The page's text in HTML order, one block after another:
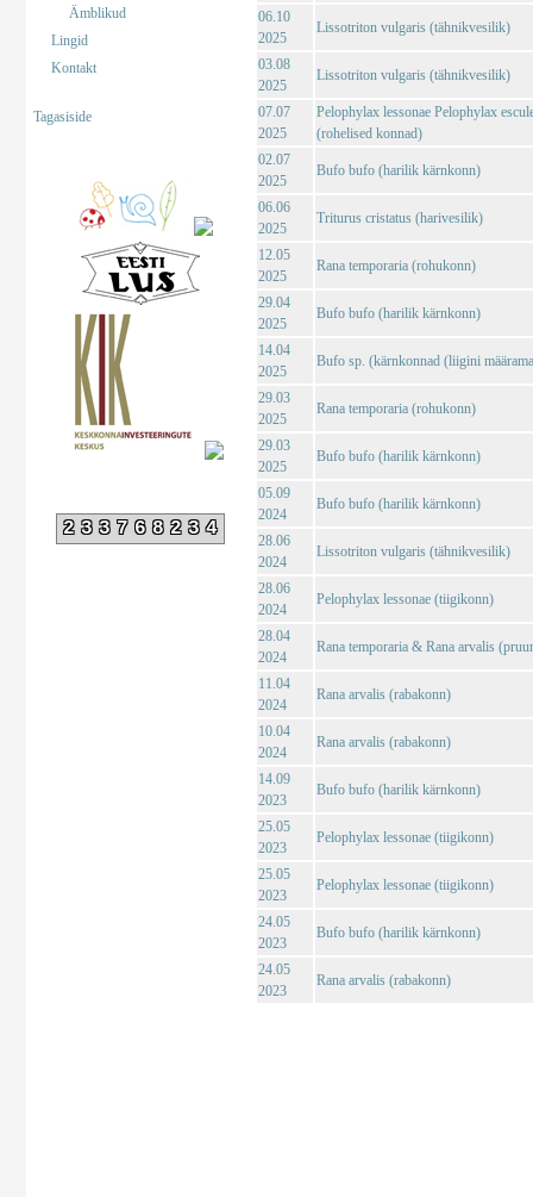
Ämblikud
Lingid
Kontakt
Tagasiside
233768234
06.10
2025
Lissotriton vulgaris (tähnikvesilik)
03.08
2025
Lissotriton vulgaris (tähnikvesilik)
07.07
2025
Pelophylax lessonae Pelophylax
(rohelised konnad)
02.07
2025
Bufo bufo (harilik kärnkonn)
06.06
2025
Triturus cristatus (harivesilik)
12.05
2025
Rana temporaria (rohukonn)
29.04
2025
Bufo bufo (harilik kärnkonn)
14.04
2025
Bufo sp. (kärnkonnad (liigini
29.03
2025
Rana temporaria (rohukonn)
29.03
2025
Bufo bufo (harilik kärnkonn)
05.09
2024
Bufo bufo (harilik kärnkonn)
28.06
2024
Lissotriton vulgaris (tähnikvesilik)
28.06
2024
Pelophylax lessonae (tiigikonn)
28.04
2024
Rana temporaria & Rana arvalis
11.04
2024
Rana arvalis (rabakonn)
10.04
2024
Rana arvalis (rabakonn)
14.09
2023
Bufo bufo (harilik kärnkonn)
25.05
2023
Pelophylax lessonae (tiigikonn)
25.05
2023
Pelophylax lessonae (tiigikonn)
24.05
2023
Bufo bufo (harilik kärnkonn)
24.05
2023
Rana arvalis (rabakonn)